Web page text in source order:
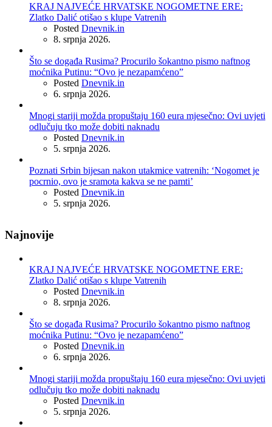
KRAJ NAJVEĆE HRVATSKE NOGOMETNE ERE:
Zlatko Dalić otišao s klupe Vatrenih
Posted Dnevnik.in
8. srpnja 2026.
Što se događa Rusima? Procurilo šokantno pismo naftnog
moćnika Putinu: “Ovo je nezapamćeno”
Posted Dnevnik.in
6. srpnja 2026.
Mnogi stariji možda propuštaju 160 eura mjesečno: Ovi uvjeti
odlučuju tko može dobiti naknadu
Posted Dnevnik.in
5. srpnja 2026.
Poznati Srbin bijesan nakon utakmice vatrenih: ‘Nogomet je
pocrnio, ovo je sramota kakva se ne pamti’
Posted Dnevnik.in
5. srpnja 2026.
Najnovije
KRAJ NAJVEĆE HRVATSKE NOGOMETNE ERE:
Zlatko Dalić otišao s klupe Vatrenih
Posted Dnevnik.in
8. srpnja 2026.
Što se događa Rusima? Procurilo šokantno pismo naftnog
moćnika Putinu: “Ovo je nezapamćeno”
Posted Dnevnik.in
6. srpnja 2026.
Mnogi stariji možda propuštaju 160 eura mjesečno: Ovi uvjeti
odlučuju tko može dobiti naknadu
Posted Dnevnik.in
5. srpnja 2026.